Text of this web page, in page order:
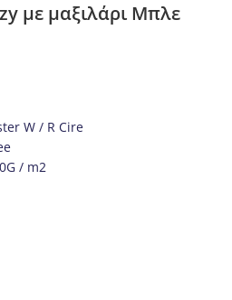
με μαξιλάρι Μπλε
W / R Cire
/ m2